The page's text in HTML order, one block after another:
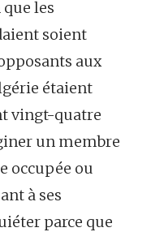
les
soient
aux
étaient
vingt-quatre
un membre
occupée ou
à ses
parce que